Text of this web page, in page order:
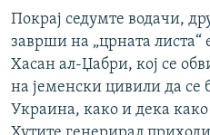
Покрај седумте водачи,
заврши на „црната листа“
Хасан ал-Џабри, кој се
на јеменски цивили да се
Украина, како и дека